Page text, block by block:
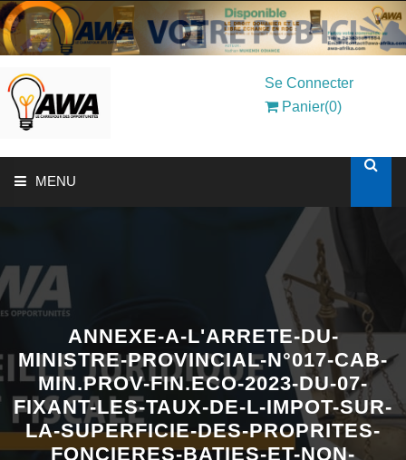
Se Connecter
Panier(0)
MENU
SOLUTIONS AUX ENTREPRISES
MON COMPTE
AWASHOP
VEILLE JURIDIQUE ET FISCALE
ANNEXE-A-L'ARRETE-DU-
MINISTRE-PROVINCIAL-N°017-CAB-
MIN.PROV-FIN.ECO-2023-DU-07-
FIXANT-LES-TAUX-DE-L-IMPOT-SUR-
LA-SUPERFICIE-DES-PROPRITES-
FONCIERES-BATIES-ET-NON-